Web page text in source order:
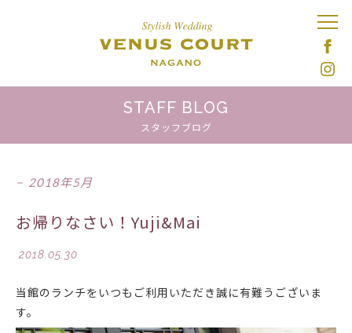
STAFF BLOG
スタッフブログ
2018年5月
お帰りなさい！Yuji&Mai
2018.05.30
当館のランチをいつもご利用いただき誠に有難うございま
す。